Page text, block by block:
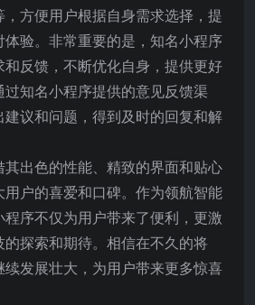
方便用户根据自身需求选择，提
验。非常重要的是，知名小程序
反馈，不断优化自身，提供更好
知名小程序提供的意见反馈渠
议和问题，得到及时的回复和解
其出色的性能、精致的界面和贴心
户的喜爱和口碑。作为领航智能
序不仅为用户带来了便利，更激
探索和期待。相信在不久的将
发展壮大，为用户带来更多惊喜